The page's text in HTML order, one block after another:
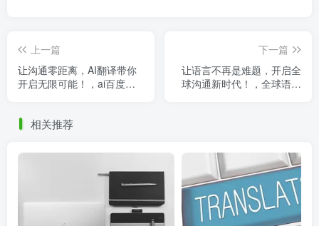
上一篇
让沟通零距离，AI翻译带你
开启无限可能！，ai百度翻
下一篇
让语言不再是难题，开启全
球沟通新时代！，全球语言
相关推荐